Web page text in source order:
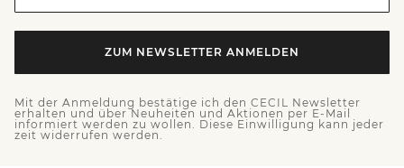
ZUM NEWSLETTER ANMELDEN
Mit der Anmeldung bestätige ich den CECIL Newsletter
erhalten und über Neuheiten und Aktionen per E-Mail
informiert werden zu wollen. Diese Einwilligung kann jeder
zeit widerrufen werden.